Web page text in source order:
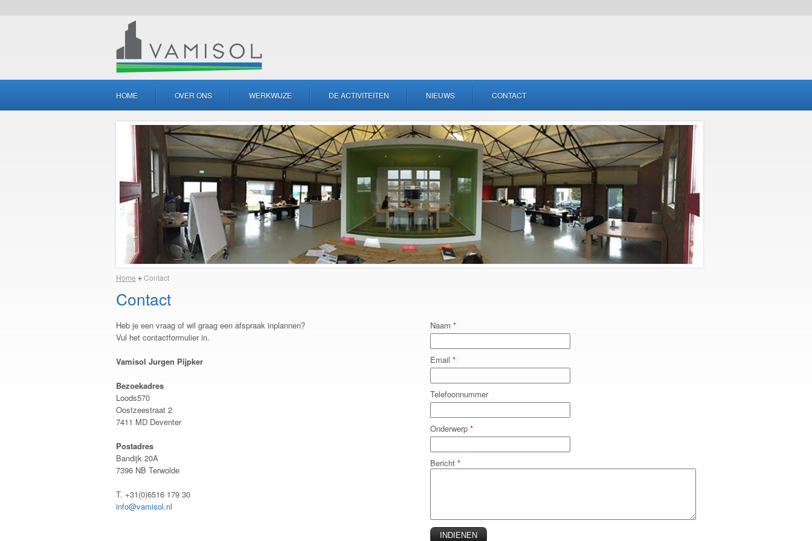
HOME OVER ONS WERKWIJZE DE ACTIVITEITEN NIEUWS CONTACT
Home Contact
Contact
Heb je een vraag of wil graag een afspraak inplannen?
Vul het contactformulier in.
Vamisol Jurgen Pijpker
Bezoekadres
Loods570
Oostzeestraat 2
7411 MD Deventer
Postadres
Bandijk 20A
7396 NB Terwolde
T. +31(0)6516 179 30
info@vamisol.nl
Naam *
Email *
Telefoonnummer
Onderwerp *
Bericht *